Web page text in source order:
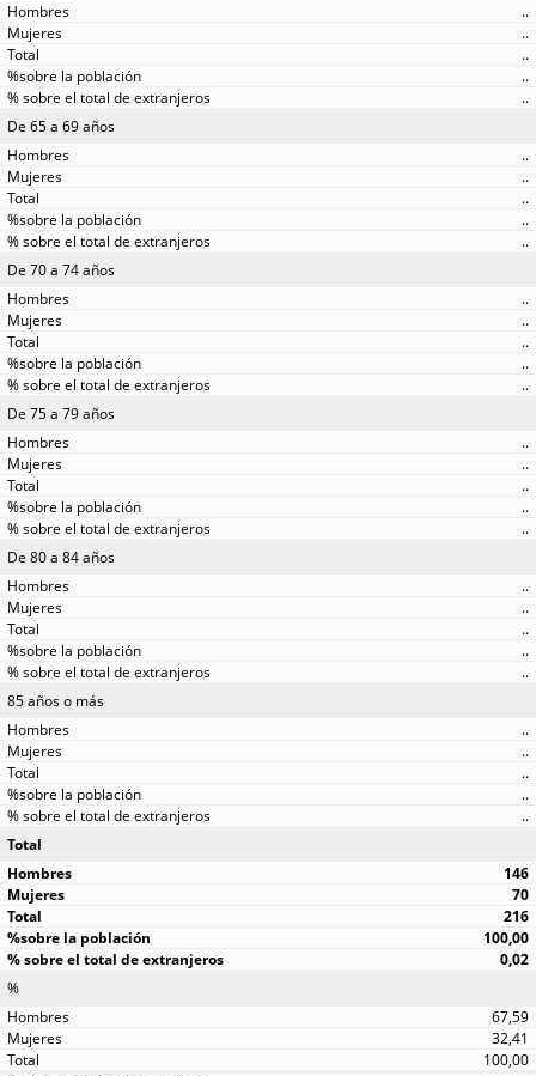
..
..
..
..
..
De 65 a 69 años
..
..
..
..
..
De 70 a 74 años
..
..
..
..
..
De 75 a 79 años
..
..
..
..
..
De 80 a 84 años
..
..
..
..
..
85 años o más
..
..
..
..
..
Total
146
70
216
100,00
0,02
%
67,59
32,41
100,00